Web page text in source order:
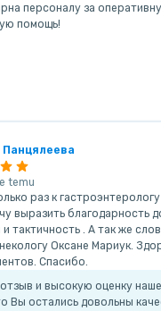
персоналу за
помощь!
Панцялеева
temu
раз к
выразить благодарность
тактичность . А так же
Оксане Мариук.
Спасибо.
и высокую оценку
Вы остались довольны